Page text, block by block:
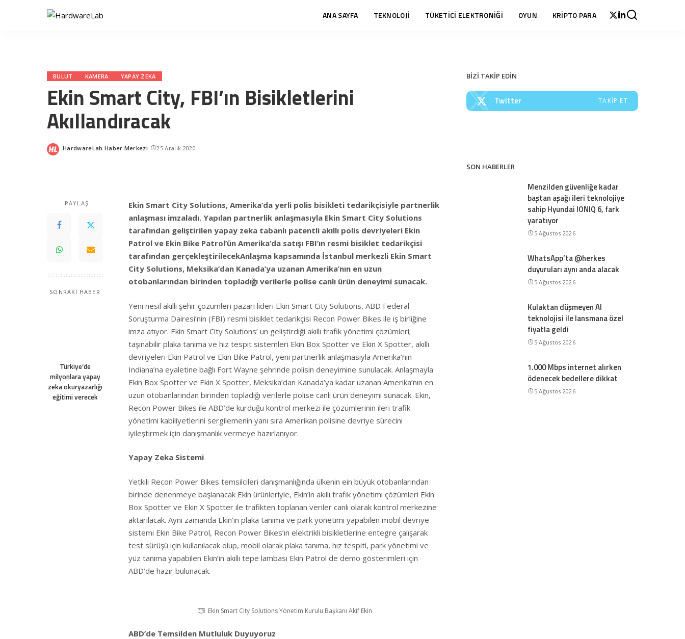
ANA SAYFA TEKNOLOJİ TÜKETİCİ ELEKTRONİĞİ OYUN KRİPTO PARA
BULUT KAMERA YAPAY ZEKA
Ekin Smart City, FBI’ın Bisikletlerini
Akıllandıracak
Posted
HardwareLab Haber Merkezi 25 Aralık 2020
PAYLAŞ
SONRAKİ HABER
Türkiye’de
milyonlara yapay
zeka okuryazarlığı
eğitimi verecek
Ekin Smart City Solutions, Amerika’da yerli polis bisikleti tedarikçisiyle partnerlik
anlaşması imzaladı. Yapılan partnerlik anlaşmasıyla Ekin Smart City Solutions
tarafından geliştirilen yapay zeka tabanlı patentli akıllı polis devriyeleri Ekin
Patrol ve Ekin Bike Patrol’ün Amerika’da satışı FBI’ın resmi bisiklet tedarikçisi
tarafından gerçekleştirilecekAnlaşma kapsamında İstanbul merkezli Ekin Smart
City Solutions, Meksika’dan Kanada’ya uzanan Amerika’nın en uzun
otobanlarından birinden topladığı verilerle polise canlı ürün deneyimi sunacak.
Yeni nesil akıllı şehir çözümleri pazarı lideri Ekin Smart City Solutions, ABD Federal
Soruşturma Dairesi’nin (FBI) resmi bisiklet tedarikçisi Recon Power Bikes ile iş birliğine
imza atıyor. Ekin Smart City Solutions’ un geliştirdiği akıllı trafik yönetimi çözümleri;
taşınabilir plaka tanıma ve hız tespit sistemleri Ekin Box Spotter ve Ekin X Spotter, akıllı
devriyeleri Ekin Patrol ve Ekin Bike Patrol, yeni partnerlik anlaşmasıyla Amerika’nın
Indiana’na eyaletine bağlı Fort Wayne şehrinde polisin deneyimine sunulacak. Anlaşmayla
Ekin Box Spotter ve Ekin X Spotter, Meksika’dan Kanada’ya kadar uzanan Amerika’nın en
uzun otobanlarından birinden topladığı verilerle polise canlı ürün deneyimi sunacak. Ekin,
Recon Power Bikes ile ABD’de kurduğu kontrol merkezi ile çözümlerinin ileri trafik
yönetimi kabiliyetlerini sergilemenin yanı sıra Amerikan polisine devriye sürecini
iyileştirmek için danışmanlık vermeye hazırlanıyor.
Yapay Zeka Sistemi
Yetkili Recon Power Bikes temsilcileri danışmanlığında ülkenin ein büyük otobanlarından
birinde denenmeye başlanacak Ekin ürünleriyle, Ekin’in akıllı trafik yönetimi çözümleri Ekin
Box Spotter ve Ekin X Spotter ile trafikten toplanan veriler canlı olarak kontrol merkezine
aktarılacak. Aynı zamanda Ekin’in plaka tanıma ve park yönetimi yapabilen mobil devriye
sistemi Ekin Bike Patrol, Recon Power Bikes’ın elektrikli bisikletlerine entegre çalışarak
test sürüşü için kullanılacak olup, mobil olarak plaka tanıma, hız tespiti, park yönetimi ve
yüz tanıma yapabilen Ekin’in akıllı tepe lambası Ekin Patrol de demo gösterimleri için
ABD’de hazır bulunacak.
Ekin Smart City Solutions Yönetim Kurulu Başkanı Akif Ekin
ABD’de Temsilden Mutluluk Duyuyoruz
BİZİ TAKİP EDİN
Twitter TAKIP ET
SON HABERLER
Menzilden güvenliğe kadar
baştan aşağı ileri teknolojiye
sahip Hyundai IONIQ 6, fark
yaratıyor
5 Ağustos 2026
WhatsApp’ta @herkes
duyuruları aynı anda alacak
5 Ağustos 2026
Kulaktan düşmeyen AI
teknolojisi ile lansmana özel
fiyatla geldi
5 Ağustos 2026
1.000 Mbps internet alırken
ödenecek bedellere dikkat
5 Ağustos 2026